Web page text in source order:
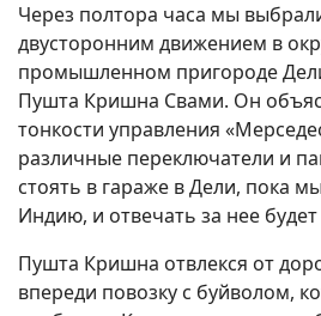
Через полтора часа мы
двусторонним движением в
промышленном пригороде
Пушта Кришна Свами. Он
тонкости управления
различные переключатели и
стоять в гараже в Дели, пока
Индию, и отвечать за нее будет
Пушта Кришна отвлекся от
впереди повозку с буйволом,